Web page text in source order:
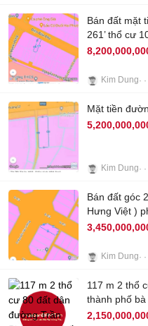
Bán đất mặt
261’ thổ cư
Kim Dung
Mặt tiền
Kim Dung
Bán đất góc
Hưng Việt )
Kim Dung
117 m 2 thổ
thành phố bà